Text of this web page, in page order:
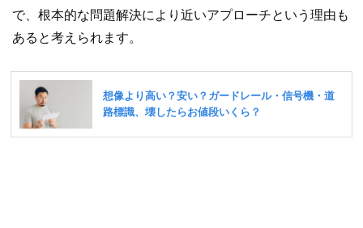
で、根本的な問題解決により近いアプローチという理由も
あると考えられます。